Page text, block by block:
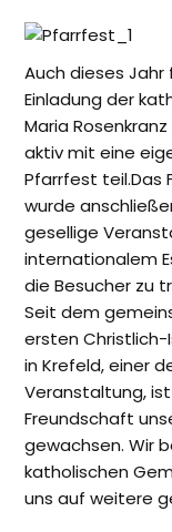
Auch dieses
Einladung der
Maria
aktiv mit eine
Pfarrfest teil.Das
wurde
gesellige
internationalem
die Besucher zu
Seit dem
ersten Christlich-
in Krefeld, einer
Veranstaltung,
Freundschaft
gewachsen. Wir
katholischen
uns auf weitere